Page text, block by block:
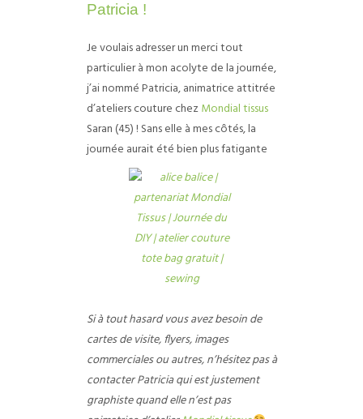
Patricia !
Je voulais adresser un merci tout
particulier à mon acolyte de la journée,
j’ai nommé Patricia, animatrice attitrée
d’ateliers couture chezMondial tissus
Saran (45) ! Sans elle à mes côtés, la
journée aurait été bien plus fatigante
Si à tout hasard vous avez besoin de
cartes de visite, flyers, images
commerciales ou autres, n’hésitez pas à
contacter Patricia qui est justement
graphiste quand elle n’est pas